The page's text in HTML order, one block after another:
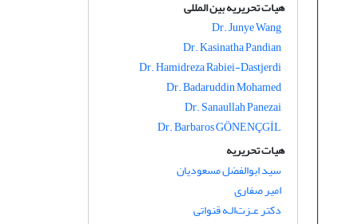
هیات تحریریه بین المللی
Dr. Junye Wang
Dr. Kasinatha Pandian
Dr. Hamidreza Rabiei-Dastjerdi
Dr. Badaruddin Mohamed
Dr. Sanaullah Panezai
Dr. Barbaros GÖNENÇGİL
هیات تحریریه
سید ابوالفضل مسعودیان
امیر صفاری
دکتر عـزت‌الـه قنواتی